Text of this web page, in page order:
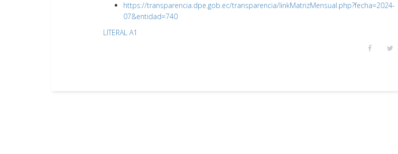
https://transparencia.dpe.gob.ec/transparencia/linkMatrizMensual.php?fecha=2024-
07&entidad=740
LITERAL A1